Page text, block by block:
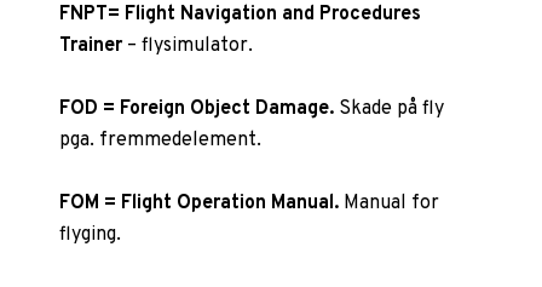
FNPT= Flight Navigation and Procedures
Trainer – flysimulator.
FOD = Foreign Object Damage. Skade på fly
pga. fremmedelement.
FOM = Flight Operation Manual. Manual for
flyging.